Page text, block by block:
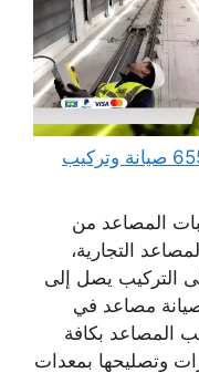
صيانة مصاعد في الكويت 65542233 صيانة وتركيب
المصاعد من
التجارية،
التركيب يصل إلى
مصاعد في
المصاعد بكافة
وتصليحها بمعدات